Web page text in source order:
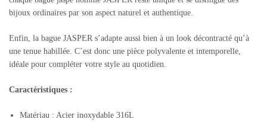
bijoux ordinaires par son aspect naturel et authentique.
Enfin, la bague JASPER s’adapte aussi bien à un look décontracté qu’à
une tenue habillée. C’est donc une pièce polyvalente et intemporelle,
idéale pour compléter votre style au quotidien.
Caractéristiques :
Matériau : Acier inoxydable 316L